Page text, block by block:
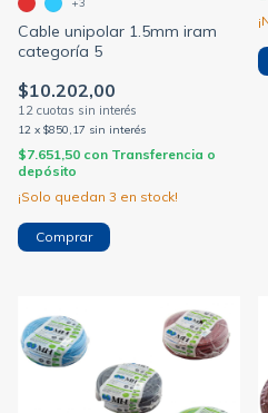
Cable unipolar 1.5mm iram
categoría 5
$10.202,00
12 x $850,17 sin interés
$7.651,50 con Transferencia o
depósito
¡Solo quedan 3 en stock!
+3
Comprar